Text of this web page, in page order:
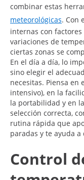
combinar estas
meteorológicas. Con
internas con
variaciones de
ciertas zonas se
En el día a día, lo
sino elegir el
necesitas. Piensa en
intensivo), en la
la portabilidad y en
selección correcta,
rutina rápida que
paradas y te ayuda
Control